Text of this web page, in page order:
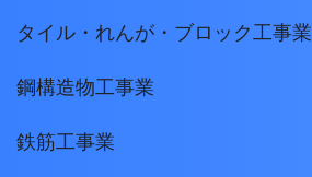
タイル・れんが・ブロック工事業
鋼構造物工事業
鉄筋工事業